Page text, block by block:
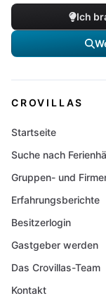
Ich
CROVILLAS
Startseite
Suche nach
Gruppen- und
Erfahrungsberichte
Besitzerlogin
Gastgeber werden
Das Crovillas-Team
Kontakt